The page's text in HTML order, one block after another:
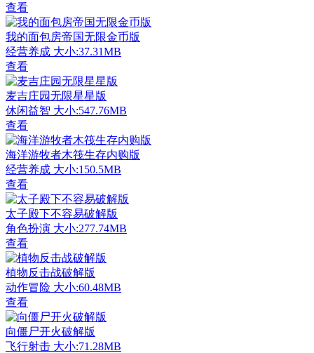
查看
我的面包房帝国无限金币版
经营养成 大小:37.31MB
查看
麦吉庄园无限星星版
休闲益智 大小:547.76MB
查看
海洋游牧者木筏生存内购版
经营养成 大小:150.5MB
查看
太子殿下不容易破解版
角色扮演 大小:277.74MB
查看
植物反击战破解版
动作冒险 大小:60.48MB
查看
向僵尸开火破解版
飞行射击 大小:71.28MB